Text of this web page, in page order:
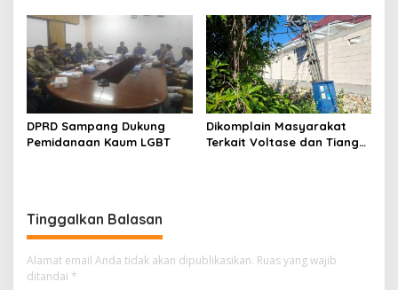
Perkuat Sinergi dengan
Nelayan Sampang
DPRD Sampang Dukung
Pemidanaan Kaum LGBT
Dikomplain Masyarakat
Terkait Voltase dan Tiang
Tinggalkan Balasan
Alamat email Anda tidak akan dipublikasikan. Ruas yang wajib
ditandai *